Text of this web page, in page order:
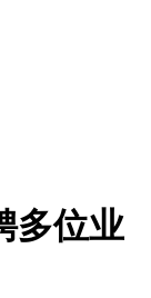
多位业